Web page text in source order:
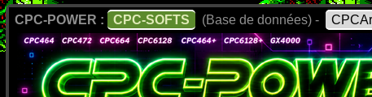
CPC-POWER : CPC-SOFTS (Base de données) -